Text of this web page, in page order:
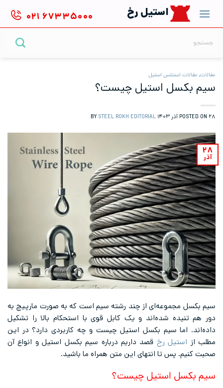
content
استیل رخ ۰۲۱ ۶۷۳۳۵۰۰۰
مقالات, مقالات استنلس استیل
سیم بکسل استیل چیست؟
POSTED ON ۲۸ آذر ۱۴۰۳ STEEL ROKH EDITORIAL
۲۸
آذر
سیم بکسل مجموعه‌ای از چند رشته سیم است که به صورت مارپیچ به
دور هم تنیده شده‌اند و یک کابل قوی با استحکام بالا را تشکیل
داده‌اند. اما سیم بکسل استیل چیست و چه کاربردی دارد؟ در این
مطلب از استیل رخ قصد داریم درباره سیم بکسل استیل و انواع آن
صحبت کنیم. پس تا انتهای این متن همراه ما باشید.
سیم بکسل استیل چیست؟